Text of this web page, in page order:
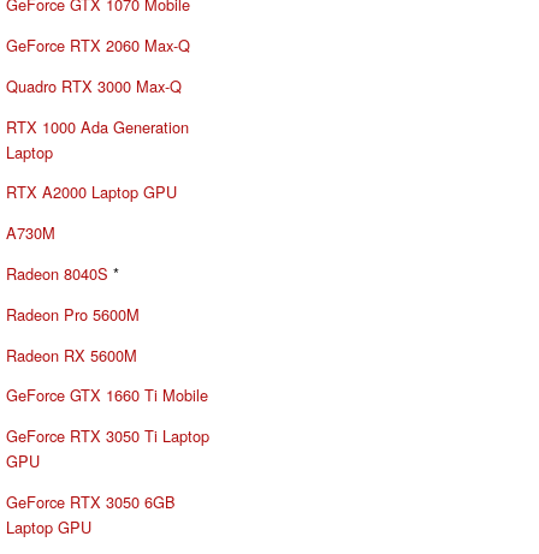
GeForce RTX 2060 Max-Q
Quadro RTX 3000 Max-Q
RTX 1000 Ada Generation
Laptop
RTX A2000 Laptop GPU
A730M
Radeon 8040S *
Radeon Pro 5600M
Radeon RX 5600M
GeForce GTX 1660 Ti Mobile
GeForce RTX 3050 Ti Laptop
GPU
GeForce RTX 3050 6GB
Laptop GPU